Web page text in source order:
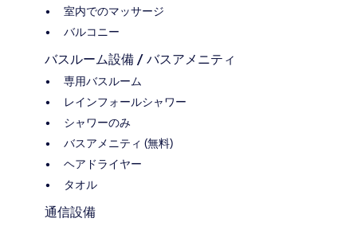
室内でのマッサージ
バルコニー
バスルーム設備 / バスアメニティ
専用バスルーム
レインフォールシャワー
シャワーのみ
バスアメニティ (無料)
ヘアドライヤー
タオル
通信設備